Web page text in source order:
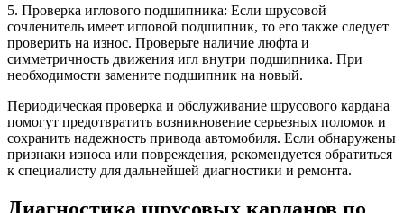
5. Проверка иглового подшипника: Если шрусовой
сочленитель имеет игловой подшипник, то его также следует
проверить на износ. Проверьте наличие люфта и
симметричность движения игл внутри подшипника. При
необходимости замените подшипник на новый.
Периодическая проверка и обслуживание шрусового кардана
помогут предотвратить возникновение серьезных поломок и
сохранить надежность привода автомобиля. Если обнаружены
признаки износа или повреждения, рекомендуется обратиться
к специалисту для дальнейшей диагностики и ремонта.